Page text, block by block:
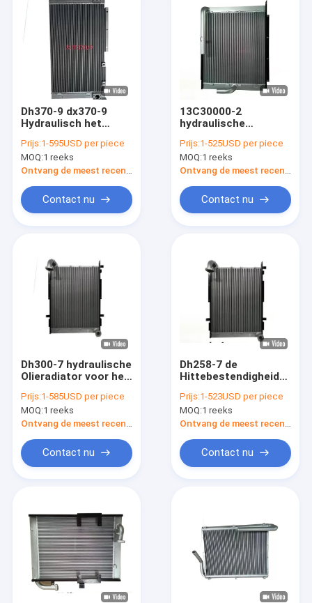
Producten
Fabrieksreis
Nieuws
Gevallen
Graafwerktuig Radiator
Hydraulische Olieradiator
Dh370-9 dx370-9
Hydraulisch het
van de Olieradiator
K9002111
Prijs:1-595USD per piece
MOQ:1 reeks
Ontvang de meest recente Prijs
Contact nu
13C30000-2
hydraulische
dh300-5 S290LL
s290lc-V
Prijs:1-525USD per piece
MOQ:1 reeks
Ontvang de meest recente Prijs
Contact nu
Dh300-7 hydraulische
Olieradiator voor het
13F12000 van
Doosan Daewoo
Prijs:1-585USD per piece
MOQ:1 reeks
Ontvang de meest recente Prijs
Contact nu
Dh258-7 de
Hittebestendigheidsverf
cooler 13G12000
Prijs:1-523USD per piece
MOQ:1 reeks
Ontvang de meest recente Prijs
Contact nu